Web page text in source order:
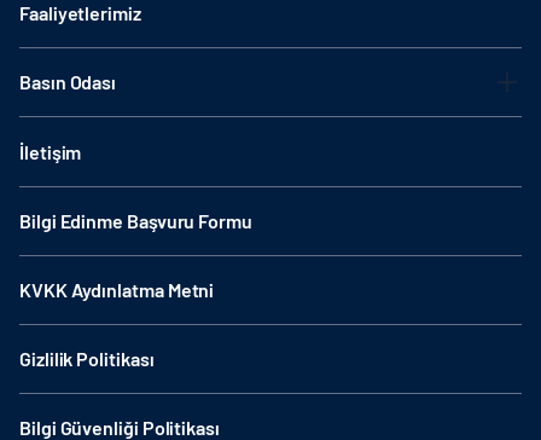
Faaliyetlerimiz
Basın Odası
İletişim
Bilgi Edinme Başvuru Formu
KVKK Aydınlatma Metni
Gizlilik Politikası
Bilgi Güvenliği Politikası